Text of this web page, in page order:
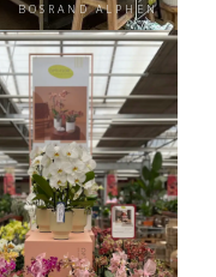
BOSRAND ALPHEN